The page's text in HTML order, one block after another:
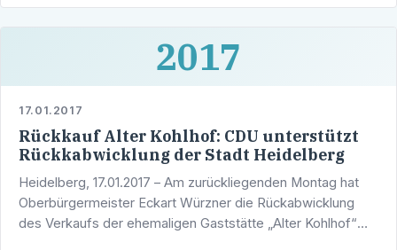
2017
17.01.2017
Rückkauf Alter Kohlhof: CDU unterstützt
Rückkabwicklung der Stadt Heidelberg
Heidelberg, 17.01.2017 – Am zurückliegenden Montag hat
Oberbürgermeister Eckart Würzner die Rückabwicklung
des Verkaufs der ehemaligen Gaststätte „Alter Kohlhof“